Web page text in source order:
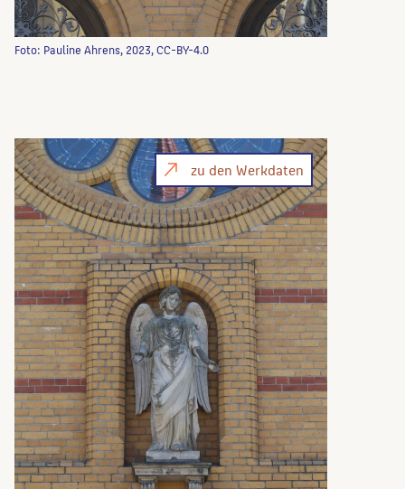
Foto: Pauline Ahrens, 2023, CC-BY-4.0
zu den Werkdaten